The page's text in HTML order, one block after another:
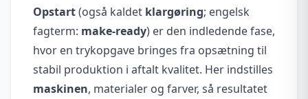
Opstart(også kaldet klargøring; engelsk
fagterm: make-ready) er den indledende fase,
hvor en trykopgave bringes fra opsætning til
stabil produktion i aftalt kvalitet. Her indstilles
maskinen, materialer og farver, så resultatet